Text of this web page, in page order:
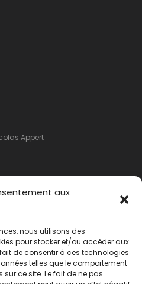
aux
nous utilisons des
pour stocker et/ou accéder aux
de consentir à ces technologies
telles que le comportement
ce site. Le fait de ne pas
Appert
les cookies